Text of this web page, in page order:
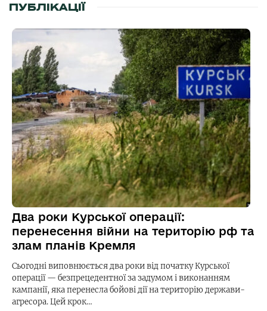
ПУБЛІКАЦІЇ
Два роки Курської операції:
перенесення війни на територію рф та
злам планів Кремля
Сьогодні виповнюється два роки від початку Курської
операції — безпрецедентної за задумом і виконанням
кампанії, яка перенесла бойові дії на територію держави-
агресора. Цей крок…